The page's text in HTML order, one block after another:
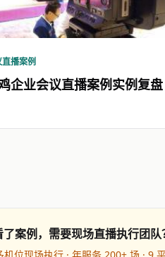
播案例
企业会议直播案例实例复盘
了案例，需要现场直播执行团队